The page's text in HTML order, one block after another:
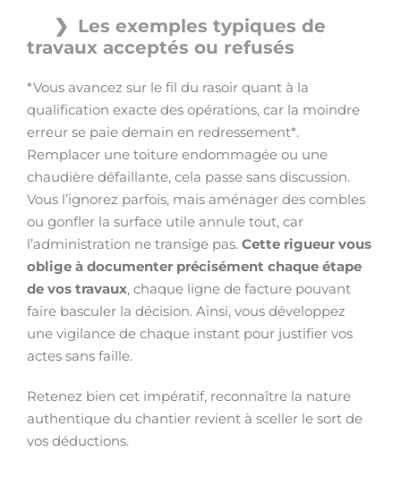
Les exemples typiques de
travaux acceptés ou refusés
*Vous avancez sur le fil du rasoir quant à la
qualification exacte des opérations, car la moindre
erreur se paie demain en redressement*.
Remplacer une toiture endommagée ou une
chaudière défaillante, cela passe sans discussion.
Vous l’ignorez parfois, mais aménager des combles
ou gonfler la surface utile annule tout, car
l’administration ne transige pas. Cette rigueur vous
oblige à documenter précisément chaque étape
de vos travaux, chaque ligne de facture pouvant
faire basculer la décision. Ainsi, vous développez
une vigilance de chaque instant pour justifier vos
actes sans faille.
Retenez bien cet impératif, reconnaître la nature
authentique du chantier revient à sceller le sort de
vos déductions.